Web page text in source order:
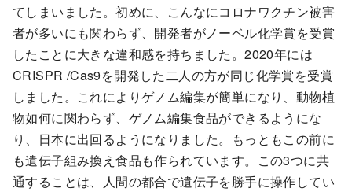
てしまいました。初めに、こんなにコロナワクチン被害
者が多いにも関わらず、開発者がノーベル化学賞を受賞
したことに大きな違和感を持ちました。2020年には
CRISPR /Cas9を開発した二人の方が同じ化学賞を受賞
しました。これによりゲノム編集が簡単になり、動物植
物如何に関わらず、ゲノム編集食品ができるようにな
り、日本に出回るようになりました。もっともこの前に
も遺伝子組み換え食品も作られています。この3つに共
通することは、人間の都合で遺伝子を勝手に操作してい